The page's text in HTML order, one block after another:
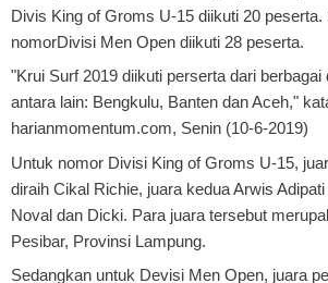
Divis King of Groms U-15 diikuti 20 peserta.
nomorDivisi Men Open diikuti 28 peserta.
"Krui Surf 2019 diikuti perserta dari berbagai
antara lain: Bengkulu, Banten dan Aceh,"
harianmomentum.com, Senin (10-6-2019)
Untuk nomor Divisi King of Groms U-15,
diraih Cikal Richie, juara kedua Arwis
Noval dan Dicki. Para juara tersebut
Pesibar, Provinsi Lampung.
Sedangkan untuk Devisi Men Open, juara